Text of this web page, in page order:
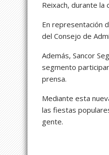
Reixach, durante la
En representación
del Consejo de
Además, Sancor
segmento
prensa.
Mediante esta
las fiestas
gente.